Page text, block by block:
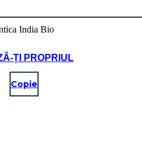
ȚI PROPRIUL
Copie